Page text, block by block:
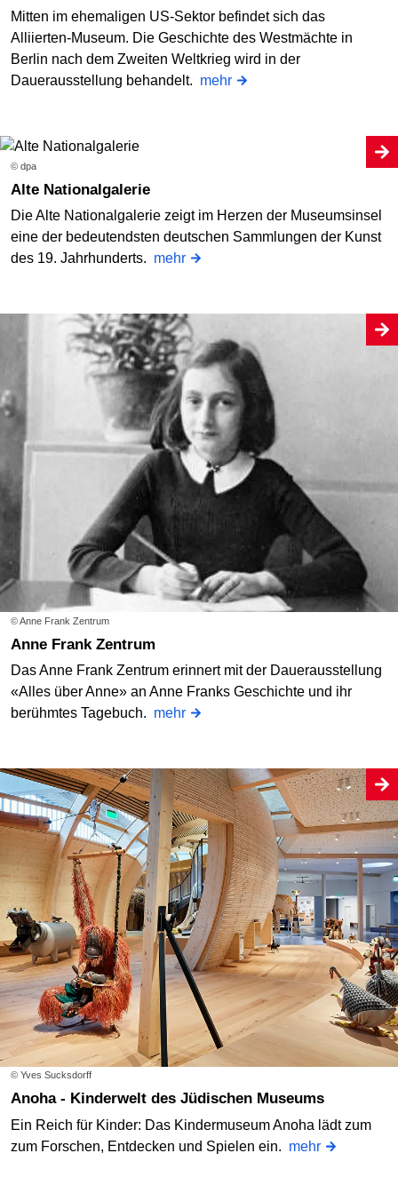
Mitten im ehemaligen US-Sektor befindet sich das
Alliierten-Museum. Die Geschichte des Westmächte in
Berlin nach dem Zweiten Weltkrieg wird in der
Dauerausstellung behandelt. mehr
© dpa
Alte Nationalgalerie
Die Alte Nationalgalerie zeigt im Herzen der Museumsinsel
eine der bedeutendsten deutschen Sammlungen der Kunst
des 19. Jahrhunderts. mehr
© Anne Frank Zentrum
Anne Frank Zentrum
Das Anne Frank Zentrum erinnert mit der Dauerausstellung
«Alles über Anne» an Anne Franks Geschichte und ihr
berühmtes Tagebuch. mehr
© Yves Sucksdorff
Anoha - Kinderwelt des Jüdischen Museums
Ein Reich für Kinder: Das Kindermuseum Anoha lädt zum
zum Forschen, Entdecken und Spielen ein. mehr